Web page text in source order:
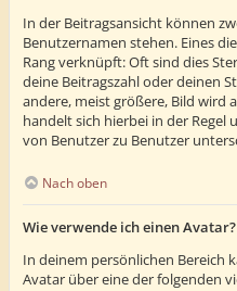
In der Beitragsansicht können
Benutzernamen stehen. Eines
Rang verknüpft: Oft sind dies
deine Beitragszahl oder deinen
andere, meist größere, Bild wird
handelt sich hierbei in der Regel
von Benutzer zu Benutzer
Nach oben
Wie verwende ich einen Avatar?
In deinem persönlichen Bereich
Avatar über eine der folgenden